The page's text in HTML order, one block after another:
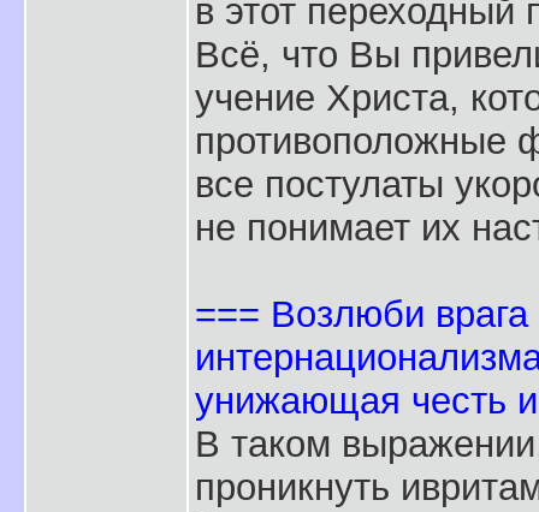
в этот переходный
Всё, что Вы
учение Христа,
противоположные
все постулаты
не понимает их
=== Возлюби врага
унижающая честь
В таком
проникнуть